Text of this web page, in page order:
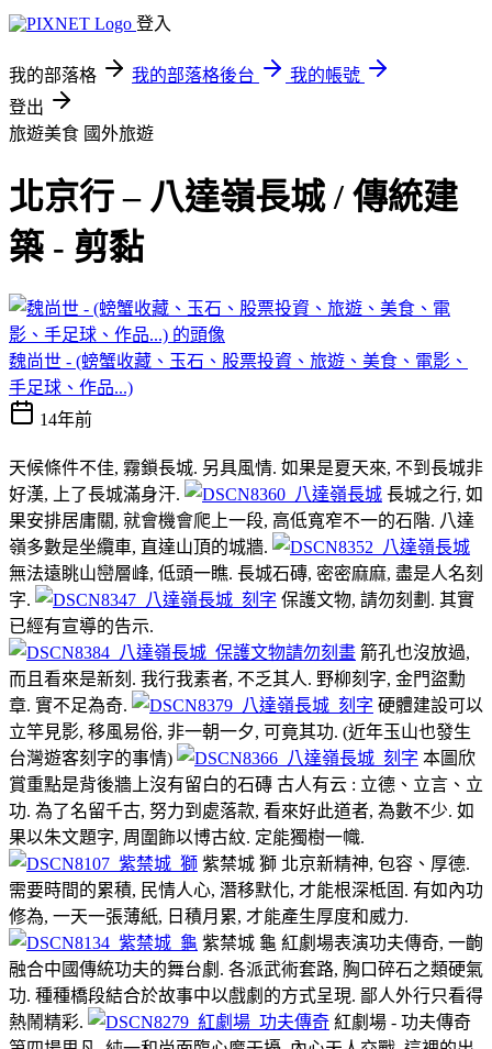
登入
我的部落格 我的部落格後台
我的帳號
登出
旅遊美食 國外旅遊
北京行 – 八達嶺長城 / 傳統建
築 - 剪黏
魏尚世 - (螃蟹收藏、玉石、股票投資、旅遊、美食、電影、
手足球、作品...)
14年前
天候條件不佳, 霧鎖長城. 另具風情. 如果是夏天來, 不到長城非
好漢, 上了長城滿身汗.
長城之行, 如
果安排居庸關, 就會機會爬上一段, 高低寬窄不一的石階. 八達
嶺多數是坐纜車, 直達山頂的城牆.
無法遠眺山巒層峰, 低頭一瞧. 長城石磚, 密密麻麻, 盡是人名刻
字.
保護文物, 請勿刻劃. 其實
已經有宣導的告示.
箭孔也沒放過,
而且看來是新刻. 我行我素者, 不乏其人. 野柳刻字, 金門盜勳
章. 實不足為奇.
硬體建設可以
立竿見影, 移風易俗, 非一朝一夕, 可竟其功. (近年玉山也發生
台灣遊客刻字的事情)
本圖欣
賞重點是背後牆上沒有留白的石磚 古人有云 : 立德、立言、立
功. 為了名留千古, 努力到處落款, 看來好此道者, 為數不少. 如
果以朱文題字, 周圍飾以博古紋. 定能獨樹一幟.
紫禁城 獅 北京新精神, 包容、厚德.
需要時間的累積, 民情人心, 潛移默化, 才能根深柢固. 有如內功
修為, 一天一張薄紙, 日積月累, 才能產生厚度和威力.
紫禁城 龜 紅劇場表演功夫傳奇, 一齣
融合中國傳統功夫的舞台劇. 各派武術套路, 胸口碎石之類硬氣
功. 種種橋段結合於故事中以戲劇的方式呈現. 鄙人外行只看得
熱鬧精彩.
紅劇場 - 功夫傳奇